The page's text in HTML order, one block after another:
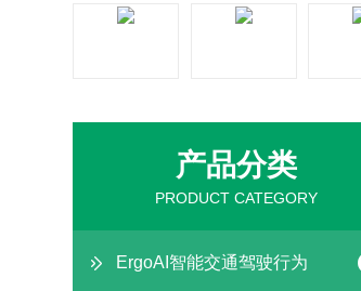
产品分类
PRODUCT CATEGORY
ErgoAI智能交通驾驶行为